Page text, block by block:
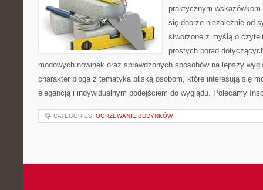
praktycznym
się dobrze niezależnie od
stworzone z myślą o
prostych porad
modowych nowinek oraz sprawdzonych sposobów na lepszy
charakter bloga z tematyką bliską osobom, które interesują się
elegancją i indywidualnym podejściem do wyglądu. Polecamy
CATEGORIES: OGRZEWANIE BUDYNKÓW